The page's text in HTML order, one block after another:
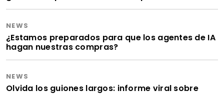
NEWS
¿Estamos preparados para que los agentes de IA
hagan nuestras compras?
NEWS
Olvida los guiones largos: informe viral sobre